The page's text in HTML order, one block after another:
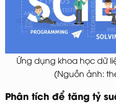
Ứng dụng khoa học dữ
(Nguồn ảnh:
Phân tích để tăng tỷ